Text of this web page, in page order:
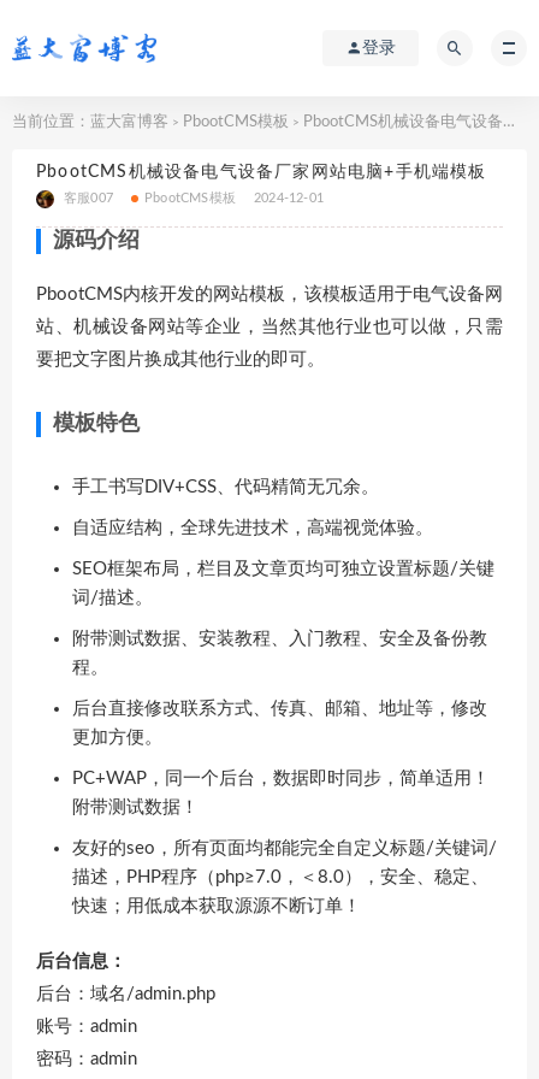
登录
当前位置： 蓝大富博客 > PbootCMS模板 > PbootCMS机械设备电气设备厂家网站电脑+手机端模板
PbootCMS机械设备电气设备厂家网站电脑+手机端模板
客服007 PbootCMS模板 2024-12-01
源码介绍
PbootCMS内核开发的网站模板，该模板适用于电气设备网
站、机械设备网站等企业，当然其他行业也可以做，只需
要把文字图片换成其他行业的即可。
模板特色
手工书写DIV+CSS、代码精简无冗余。
自适应结构，全球先进技术，高端视觉体验。
SEO框架布局，栏目及文章页均可独立设置标题/关键
词/描述。
附带测试数据、安装教程、入门教程、安全及备份教
程。
后台直接修改联系方式、传真、邮箱、地址等，修改
更加方便。
PC+WAP，同一个后台，数据即时同步，简单适用！
附带测试数据！
友好的seo，所有页面均都能完全自定义标题/关键词/
描述，PHP程序（php≥7.0，＜8.0），安全、稳定、
快速；用低成本获取源源不断订单！
后台信息：
后台：域名/admin.php
账号：admin
密码：admin